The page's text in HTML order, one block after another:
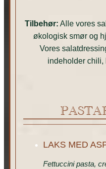
Tilbehør: Alle vores
økologisk smør og
Vores
indeholder
LAKS MED
Fettuccini pasta,